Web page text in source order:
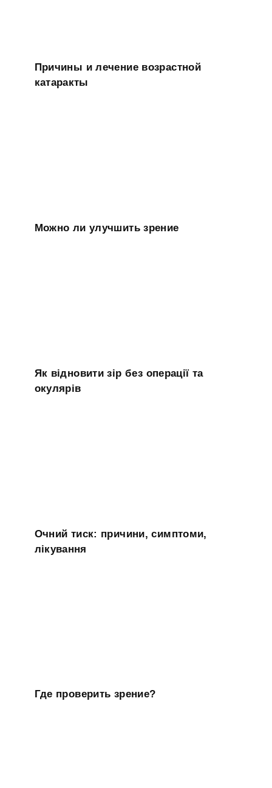
Причины и лечение возрастной
катаракты
Можно ли улучшить зрение
Як відновити зір без операції та
окулярів
Очний тиск: причини, симптоми,
лікування
Где проверить зрение?